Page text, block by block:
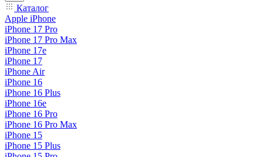
Каталог
Apple iPhone
iPhone 17 Pro
iPhone 17 Pro Max
iPhone 17e
iPhone 17
iPhone Air
iPhone 16
iPhone 16 Plus
iPhone 16e
iPhone 16 Pro
iPhone 16 Pro Max
iPhone 15
iPhone 15 Plus